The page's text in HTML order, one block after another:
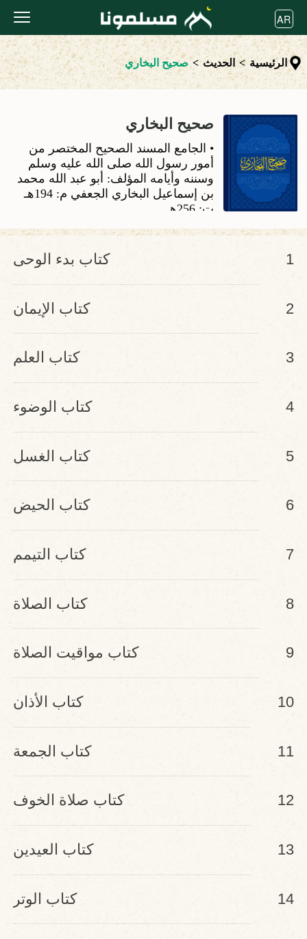
AR
الرئيسية > الحديث > صحيح البخاري
صحيح البخاري
• الجامع المسند الصحيح المختصر من
أمور رسول الله صلى الله عليه وسلم
وسننه وأيامه المؤلف: أبو عبد الله محمد
بن إسماعيل البخاري الجعفي م: 194هـ
ت: 256هـ
1 كتاب بدء الوحى
2 كتاب الإيمان
3 كتاب العلم
4 كتاب الوضوء
5 كتاب الغسل
6 كتاب الحيض
7 كتاب التيمم
8 كتاب الصلاة
9 كتاب مواقيت الصلاة
10 كتاب الأذان
11 كتاب الجمعة
12 كتاب صلاة الخوف
13 كتاب العيدين
14 كتاب الوتر